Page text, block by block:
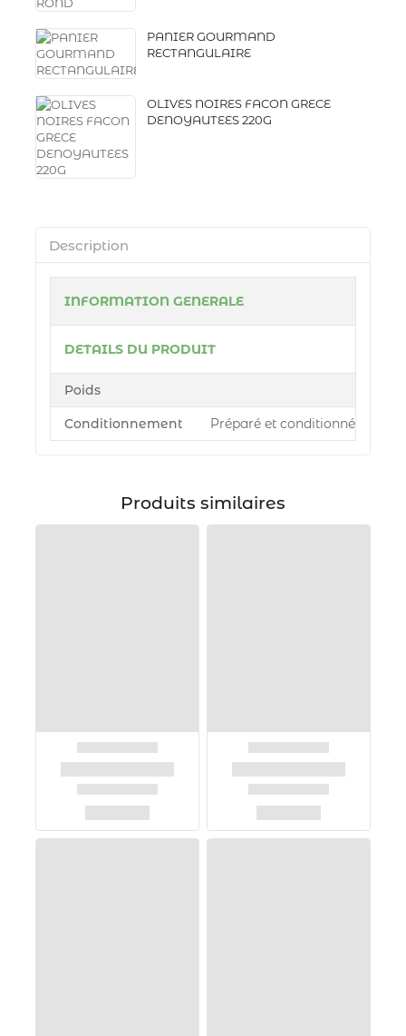
PANIER GOURMAND
RECTANGULAIRE
OLIVES NOIRES FACON GRECE
DENOYAUTEES 220G
Description
INFORMATION GENERALE
DETAILS DU PRODUIT
Poids
Conditionnement Préparé et conditionné par
Produits similaires